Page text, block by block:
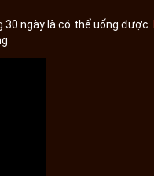
ngày là có thể uống được.